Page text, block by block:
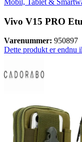
Mobil, Tablet &
Vivo V15 PRO
Varenummer: 950897
Dette produkt er endnu